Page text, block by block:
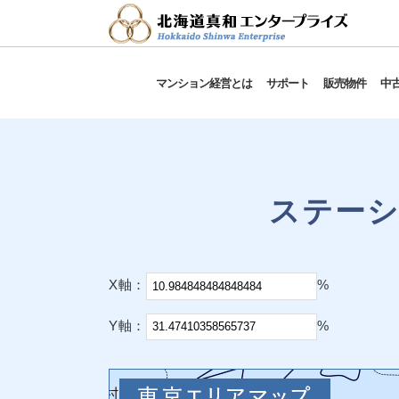
マンション経営とは サポート 販売物件 中
ステー
X軸： %
Y軸： %